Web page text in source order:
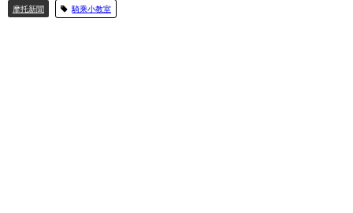
摩托新聞 騎乘小教室